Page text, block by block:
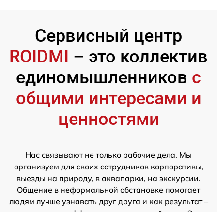
Сервисный центр
ROIDMI – это коллектив
единомышленников с
общими интересами и
ценностями
Нас связывают не только рабочие дела. Мы
организуем для своих сотрудников корпоративы,
выезды на природу, в аквапарки, на экскурсии.
Общение в неформальной обстановке помогает
людям лучше узнавать друг друга и как результат –